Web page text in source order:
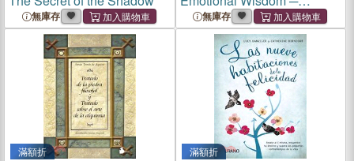
無庫存
Herramientas cotidianas
para transformar la ira, la
depresion y el miedo / Daily
Tools for Transforming
Anger, Depression, and Fear
無庫存
滿額折 滿額折